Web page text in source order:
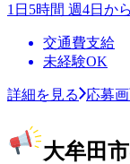
1日5時間 週4日か
交通費支給
未経験OK
詳細を見る 応募
大牟田